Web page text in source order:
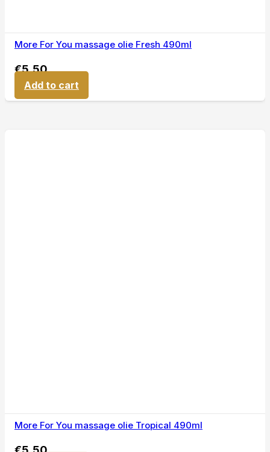
More For You massage olie Fresh 490ml
€5,50
Add to cart
More For You massage olie Tropical 490ml